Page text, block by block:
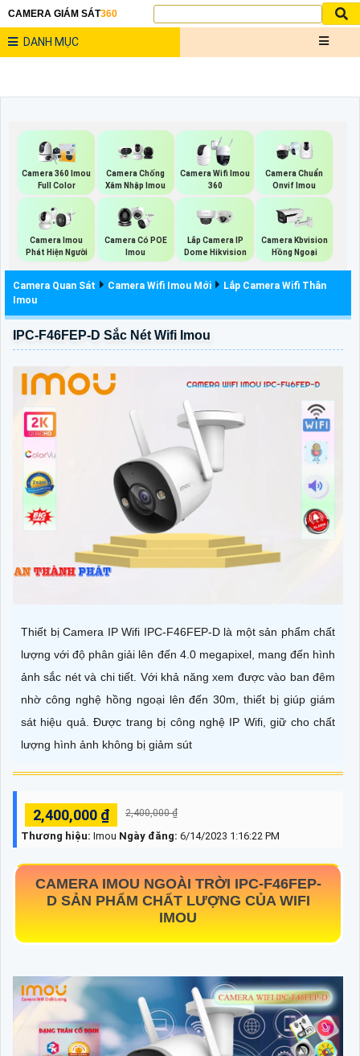
CAMERA GIÁM SÁT360
DANH MỤC
Camera 360 Imou
Full Color
Camera Chống
Xâm Nhập Imou
Camera Wifi Imou
360
Camera Chuẩn
Onvif Imou
Camera Imou
Phát Hiện Người
Camera Có POE
Imou
Lắp Camera IP
Dome Hikvision
Camera Kbvision
Hồng Ngoại
Camera Quan Sát Camera Wifi Imou Mới
Lắp Camera Wifi Thân
Imou
IPC-F46FEP-D Sắc Nét Wifi Imou
Thiết bị Camera IP Wifi IPC-F46FEP-D là một sản phẩm chất
lượng với độ phân giải lên đến 4.0 megapixel, mang đến hình
ảnh sắc nét và chi tiết. Với khả năng xem được vào ban đêm
nhờ công nghệ hồng ngoại lên đến 30m, thiết bị giúp giám
sát hiệu quả. Được trang bị công nghệ IP Wifi, giữ cho chất
lượng hình ảnh không bị giảm sút
2,400,000 ₫ 2,400,000 ₫
Thương hiệu: Imou Ngày đăng: 6/14/2023 1:16:22 PM
CAMERA IMOU NGOÀI TRỜI IPC-F46FEP-
D SẢN PHẨM CHẤT LƯỢNG CỦA WIFI
IMOU